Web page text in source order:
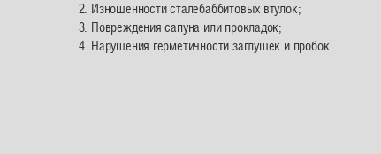
Изношенности сталебаббитовых втулок;
Повреждения сапуна или прокладок;
Нарушения герметичности заглушек и пробок.